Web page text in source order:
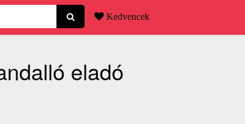
Kedvencek
eladó